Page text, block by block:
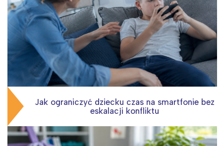
Jak ograniczyć dziecku czas na smartfonie bez
eskalacji konfliktu